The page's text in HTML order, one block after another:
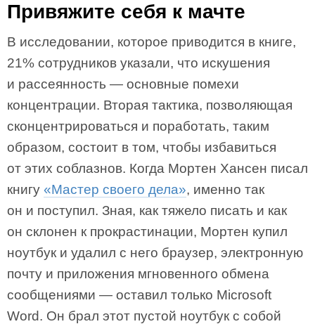
Привяжите себя к мачте
В исследовании, которое приводится в книге,
21% сотрудников указали, что искушения
и рассеянность — основные помехи
концентрации. Вторая тактика, позволяющая
сконцентрироваться и поработать, таким
образом, состоит в том, чтобы избавиться
от этих соблазнов. Когда Мортен Хансен писал
книгу «Мастер своего дела», именно так
он и поступил. Зная, как тяжело писать и как
он склонен к прокрастинации, Мортен купил
ноутбук и удалил с него браузер, электронную
почту и приложения мгновенного обмена
сообщениями — оставил только Microsoft
Word. Он брал этот пустой ноутбук с собой